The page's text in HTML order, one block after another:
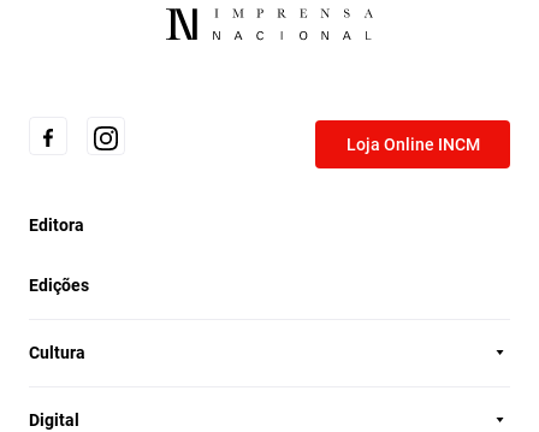
Loja Online INCM
Editora
Edições
Cultura
Digital